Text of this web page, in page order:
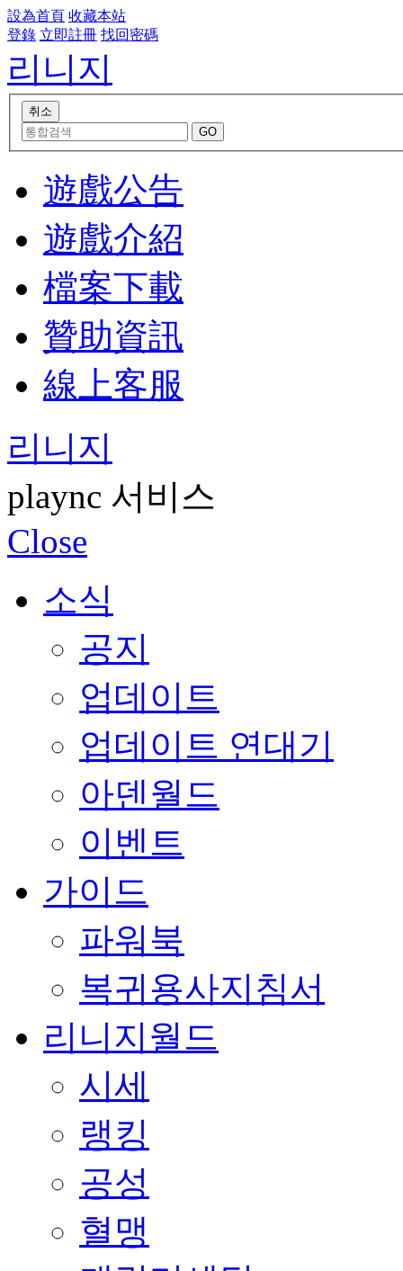
設為首頁 收藏本站
登錄 立即註冊 找回密碼
리니지
遊戲公告
遊戲介紹
檔案下載
贊助資訊
線上客服
리니지
plaync 서비스
Close
소식
공지
업데이트
업데이트 연대기
아덴월드
이벤트
가이드
파워북
복귀용사지침서
리니지월드
시세
랭킹
공성
혈맹